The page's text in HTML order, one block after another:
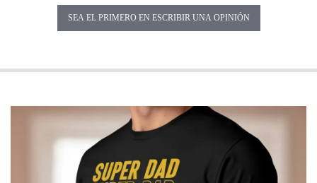
SEA EL PRIMERO EN ESCRIBIR UNA OPINIÓN